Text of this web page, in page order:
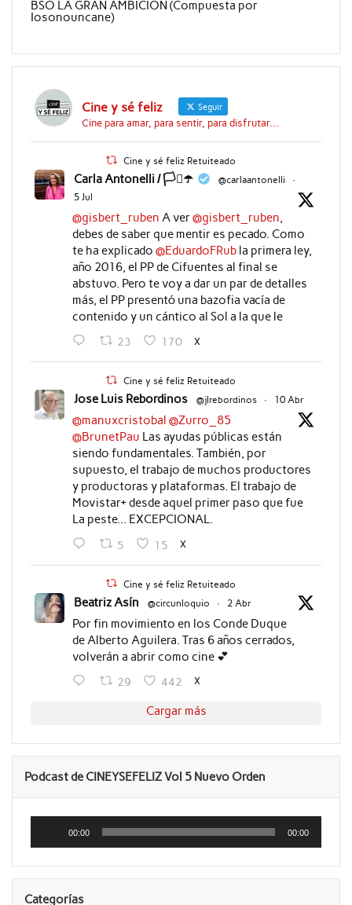
BSO LA GRAN AMBICION (Compuesta por
Iosonouncane)
Cine y sé feliz Seguir
Cine para amar, para sentir, para disfrutar...
Cine y sé feliz Retuiteado
Carla Antonelli / 🏳️‍⚧️☂️ @carlaantonelli
·
5 Jul
@gisbert_ruben A ver@gisbert_ruben,
debes de saber que mentir es pecado. Como
te ha explicado @EduardoFRubla primera ley,
año 2016, el PP de Cifuentes al final se
abstuvo. Pero te voy a dar un par de detalles
más, el PP presentó una bazofia vacía de
contenido y un cántico al Sol a la que le
23 170 X
Cine y sé feliz Retuiteado
Jose Luis Rebordinos @jlrebordinos · 10 Abr
@manuxcristobal @Zurro_85
@BrunetPau Las ayudas públicas están
siendo fundamentales. También, por
supuesto, el trabajo de muchos productores
y productoras y plataformas. El trabajo de
Movistar+ desde aquel primer paso que fue
La peste... EXCEPCIONAL.
5 15 X
Cine y sé feliz Retuiteado
Beatriz Asín @circunloquio · 2 Abr
Por fin movimiento en los Conde Duque
de Alberto Aguilera. Tras 6 años cerrados,
volverán a abrir como cine 💕
29 442 X
Cargar más
Podcast de CINEYSEFELIZ Vol 5 Nuevo Orden
Reproductor
audio
00:00 00:00
Categorías